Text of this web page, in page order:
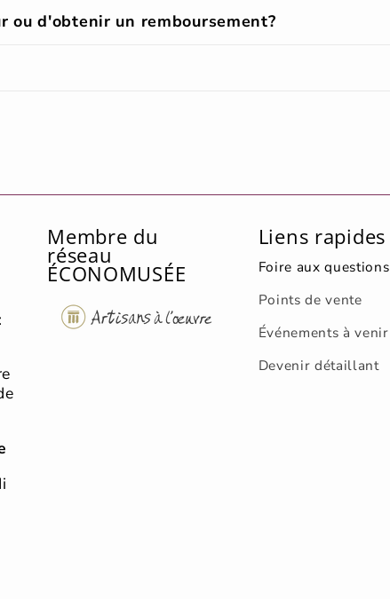
d'obtenir un remboursement?
Membre du
réseau
ÉCONOMUSÉE
Liens rapides
Foire aux questions
Points de vente
Événements à venir
Devenir détaillant